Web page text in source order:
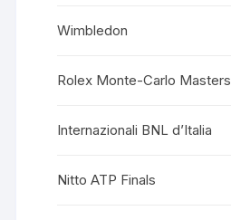
Wimbledon
Rolex Monte-Carlo Masters
Internazionali BNL d’Italia
Nitto ATP Finals